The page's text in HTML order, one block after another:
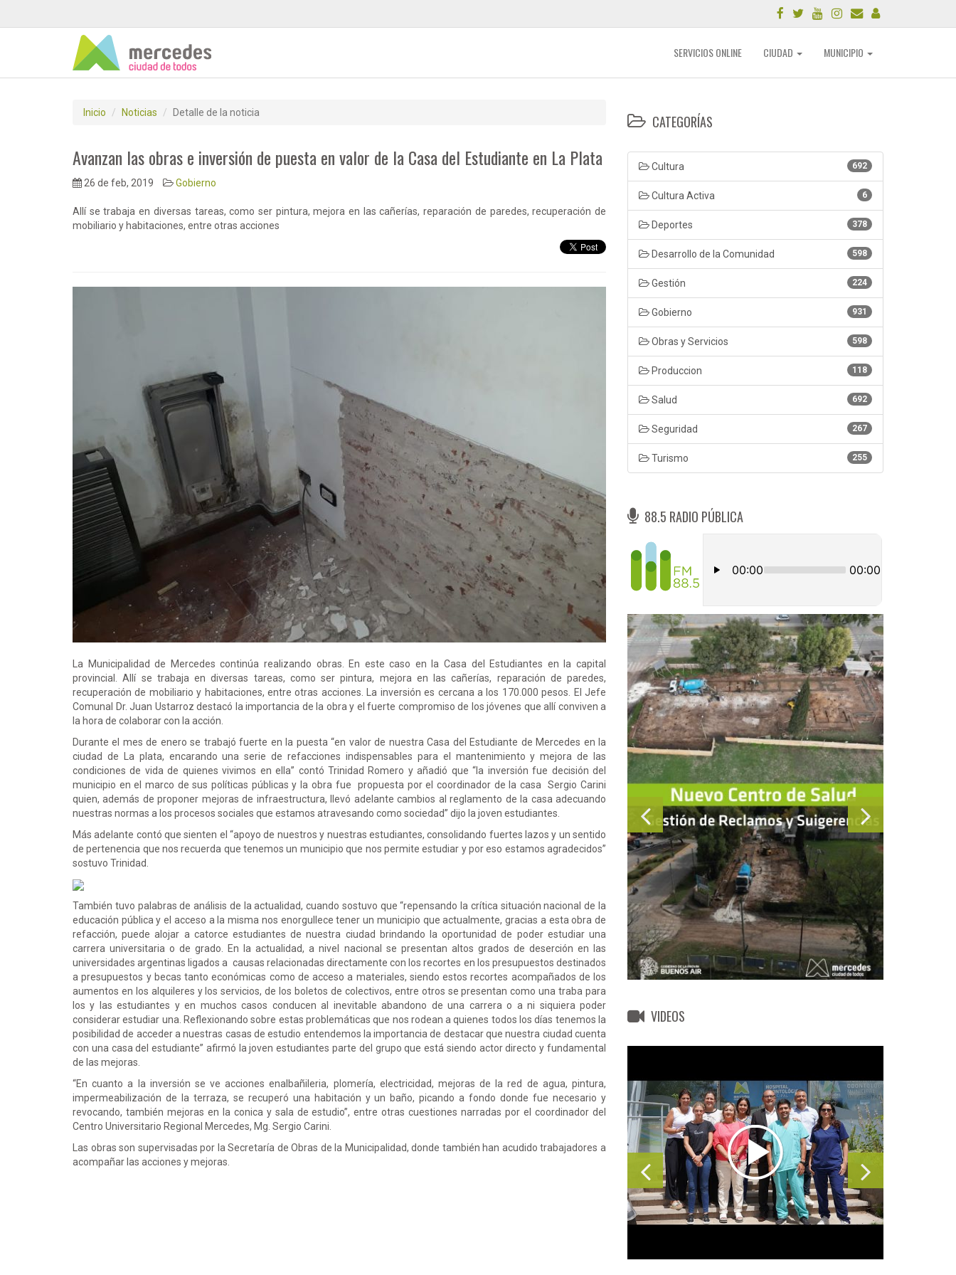
SERVICIOS ONLINE CIUDAD MUNICIPIO
Inicio Noticias Detalle de la noticia
Avanzan las obras e inversión de puesta en valor de la Casa del Estudiante en La Plata
26 de feb, 2019 Gobierno
Allí se trabaja en diversas tareas, como ser pintura, mejora en las cañerías, reparación de paredes, recuperación de
mobiliario y habitaciones, entre otras acciones
La Municipalidad de Mercedes continúa realizando obras. En este caso en la Casa del Estudiantes en la capital
provincial. Allí se trabaja en diversas tareas, como ser pintura, mejora en las cañerías, reparación de paredes,
recuperación de mobiliario y habitaciones, entre otras acciones. La inversión es cercana a los 170.000 pesos. El Jefe
Comunal Dr. Juan Ustarroz destacó la importancia de la obra y el fuerte compromiso de los jóvenes que allí conviven a
la hora de colaborar con la acción.
Durante el mes de enero se trabajó fuerte en la puesta “en valor de nuestra Casa del Estudiante de Mercedes en la
ciudad de La plata, encarando una serie de refacciones indispensables para el mantenimiento y mejora de las
condiciones de vida de quienes vivimos en ella” contó Trinidad Romero y añadió que “la inversión fue decisión del
municipio en el marco de sus políticas públicas y la obra fue propuesta por el coordinador de la casa Sergio Carini
quien, además de proponer mejoras de infraestructura, llevó adelante cambios al reglamento de la casa adecuando
nuestras normas a los procesos sociales que estamos atravesando como sociedad” dijo la joven estudiantes.
Más adelante contó que sienten el “apoyo de nuestros y nuestras estudiantes, consolidando fuertes lazos y un sentido
de pertenencia que nos recuerda que tenemos un municipio que nos permite estudiar y por eso estamos agradecidos”
sostuvo Trinidad.
También tuvo palabras de análisis de la actualidad, cuando sostuvo que “repensando la crítica situación nacional de la
educación pública y el acceso a la misma nos enorgullece tener un municipio que actualmente, gracias a esta obra de
refacción, puede alojar a catorce estudiantes de nuestra ciudad brindando la oportunidad de poder estudiar una
carrera universitaria o de grado. En la actualidad, a nivel nacional se presentan altos grados de deserción en las
universidades argentinas ligados a causas relacionadas directamente con los recortes en los presupuestos destinados
a presupuestos y becas tanto económicas como de acceso a materiales, siendo estos recortes acompañados de los
aumentos en los alquileres y los servicios, de los boletos de colectivos, entre otros se presentan como una traba para
los y las estudiantes y en muchos casos conducen al inevitable abandono de una carrera o a ni siquiera poder
considerar estudiar una. Reflexionando sobre estas problemáticas que nos rodean a quienes todos los días tenemos la
posibilidad de acceder a nuestras casas de estudio entendemos la importancia de destacar que nuestra ciudad cuenta
con una casa del estudiante” afirmó la joven estudiantes parte del grupo que está siendo actor directo y fundamental
de las mejoras.
“En cuanto a la inversión se ve acciones enalbañileria, plomería, electricidad, mejoras de la red de agua, pintura,
impermeabilización de la terraza, se recuperó una habitación y un baño, picando a fondo donde fue necesario y
revocando, también mejoras en la conica y sala de estudio”, entre otras cuestiones narradas por el coordinador del
Centro Universitario Regional Mercedes, Mg. Sergio Carini.
Las obras son supervisadas por la Secretaría de Obras de la Municipalidad, donde también han acudido trabajadores a
acompañar las acciones y mejoras.
CATEGORÍAS
692
Cultura
6
Cultura Activa
378
Deportes
598
Desarrollo de la Comunidad
224
Gestión
931
Gobierno
598
Obras y Servicios
118
Produccion
692
Salud
267
Seguridad
255
Turismo
88.5 RADIO PÚBLICA
VIDEOS